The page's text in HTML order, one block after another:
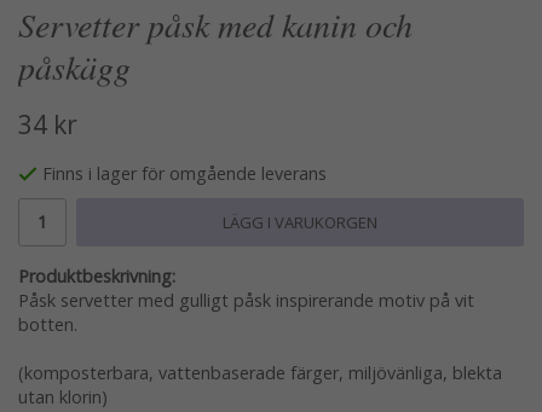
Servetter påsk med kanin och
påskägg
34 kr
Finns i lager för omgående leverans
LÄGG I VARUKORGEN
Produktbeskrivning:
Påsk servetter med gulligt påsk inspirerande motiv på vit
botten.
(komposterbara, vattenbaserade färger, miljövänliga, blekta
utan klorin)